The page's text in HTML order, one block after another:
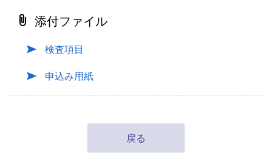
添付ファイル
検査項目
申込み用紙
戻る